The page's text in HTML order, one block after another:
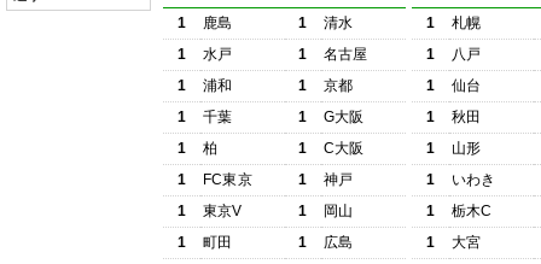
1 鹿島 1
清水
1
水戸 1
名古屋
1
浦和 1
京都
1
千葉 1
G大阪
1
柏 1
C大阪
1
FC東京 1
神戸
1
東京V 1
岡山
1
町田 1
広島
1
札幌
1
八戸
1
仙台
1
秋田
1
山形
1
いわき
1
栃木C
1
大宮